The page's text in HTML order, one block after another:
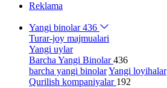
Reklama
Yangi binolar436
Turar-joy majmualari
Yangi uylar
Barcha Yangi Binolar436
barcha yangi binolarYangi loyihalar
Qurilish kompaniyalar 192